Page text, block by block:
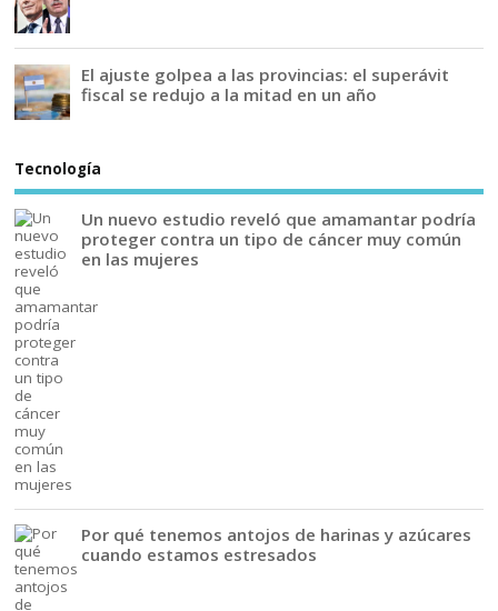
El ajuste golpea a las provincias: el superávit
fiscal se redujo a la mitad en un año
Tecnología
Un nuevo estudio reveló que amamantar podría
proteger contra un tipo de cáncer muy común
en las mujeres
Por qué tenemos antojos de harinas y azúcares
cuando estamos estresados